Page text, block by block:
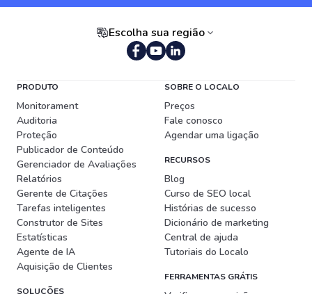
Escolha sua região
PRODUTO
Monitorament
Auditoria
Proteção
Publicador de Conteúdo
Gerenciador de Avaliações
Relatórios
Gerente de Citações
Tarefas inteligentes
Construtor de Sites
Estatísticas
Agente de IA
Aquisição de Clientes
SOLUÇÕES
SOBRE O LOCALO
Preços
Fale conosco
Agendar uma ligação
RECURSOS
Blog
Curso de SEO local
Histórias de sucesso
Dicionário de marketing
Central de ajuda
Tutoriais do Localo
FERRAMENTAS GRÁTIS